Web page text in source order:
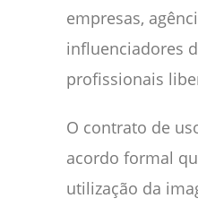
empresas,
influenciadores
profissionais
O contrato de
acordo formal
utilização da